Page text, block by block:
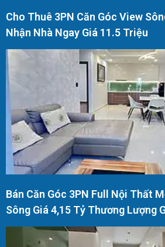
Cho Thuê 3PN Căn Góc View
Nhận Nhà Ngay Giá 11.5 Triệu
Bán Căn Góc 3PN Full Nội Thất
Sông Giá 4,15 Tỷ Thương Lượng